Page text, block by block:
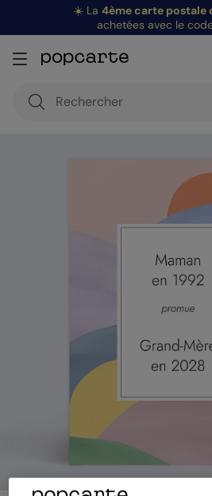
☀️ La 4ème carte postale
achetées avec le